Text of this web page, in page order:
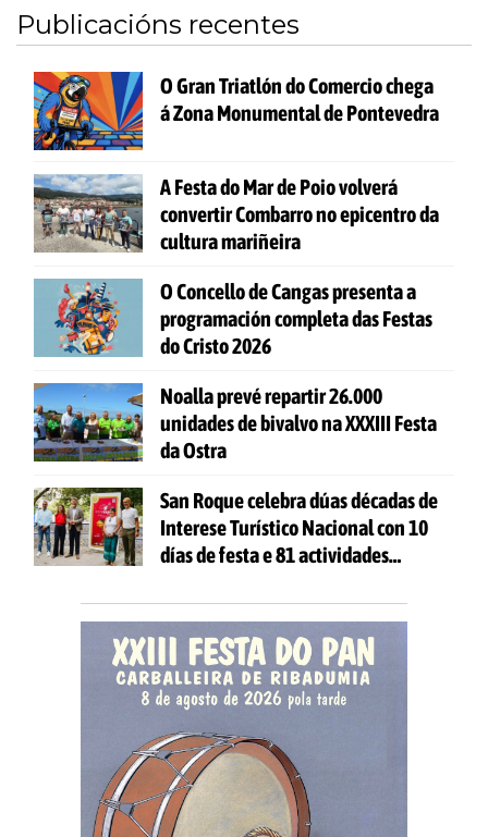
Publicacións recentes
O Gran Triatlón do Comercio chega
á Zona Monumental de Pontevedra
A Festa do Mar de Poio volverá
convertir Combarro no epicentro da
cultura mariñeira
O Concello de Cangas presenta a
programación completa das Festas
do Cristo 2026
Noalla prevé repartir 26.000
unidades de bivalvo na XXXIII Festa
da Ostra
San Roque celebra dúas décadas de
Interese Turístico Nacional con 10
días de festa e 81 actividades